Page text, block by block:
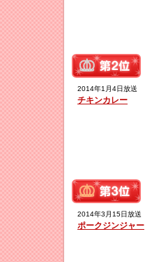
2014年1月4日放送
チキンカレー
2014年3月15日放送
ポークジンジャー